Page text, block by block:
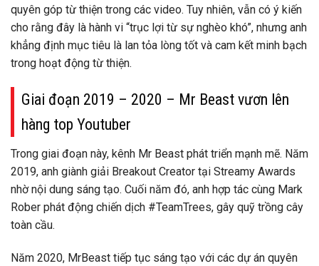
quyên góp từ thiện trong các video. Tuy nhiên, vẫn có ý kiến
cho rằng đây là hành vi “trục lợi từ sự nghèo khó”, nhưng anh
khẳng định mục tiêu là lan tỏa lòng tốt và cam kết minh bạch
trong hoạt động từ thiện.
Giai đoạn 2019 – 2020 – Mr Beast vươn lên
hàng top Youtuber
Trong giai đoạn này, kênh Mr Beast phát triển mạnh mẽ. Năm
2019, anh giành giải Breakout Creator tại Streamy Awards
nhờ nội dung sáng tạo. Cuối năm đó, anh hợp tác cùng Mark
Rober phát động chiến dịch #TeamTrees, gây quỹ trồng cây
toàn cầu.
Năm 2020, MrBeast tiếp tục sáng tạo với các dự án quyên